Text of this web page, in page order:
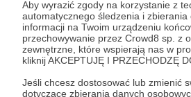
Aby wyrazić zgody na korzystanie z
automatycznego śledzenia i
informacji na Twoim urządzeniu
przechowywanie przez Crowd8 sp. z
zewnętrzne, które wspierają nas w
kliknij AKCEPTUJĘ I PRZECHODZĘ
Jeśli chcesz dostosować lub zmienić
dotyczące zbierania danych
Ci specjalny plakat. To będzie
rugby!
Zestaw otrzymają Patroni, którzy